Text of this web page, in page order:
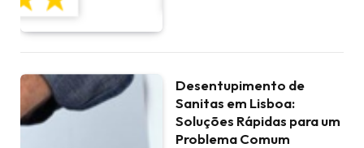
Desentupimento de
Sanitas em Lisboa:
Soluções Rápidas para um
Problema Comum